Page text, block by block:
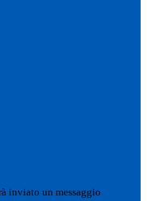
inviato un messaggio